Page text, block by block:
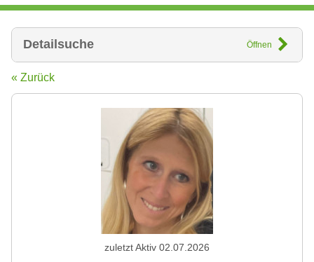
Detailsuche Öffnen
« Zurück
zuletzt Aktiv 02.07.2026